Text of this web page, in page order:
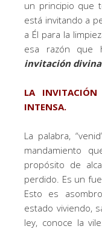
un principio que
está invitando a
a Él para la
esa razón que
invitación
LA
INTENSA.
La palabra,
mandamiento
propósito de
perdido. Es un
Esto es
estado viviendo,
ley, conoce la